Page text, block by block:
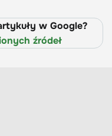
w Google?
źródeł